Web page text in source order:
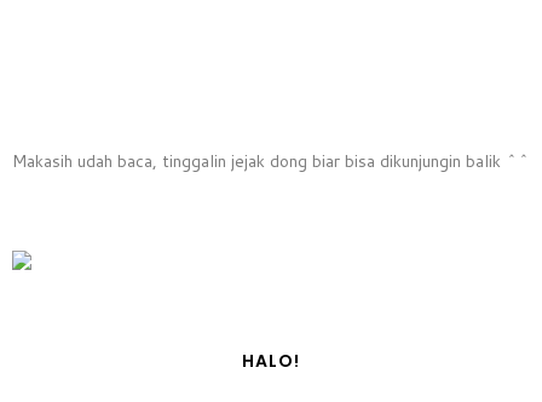
Makasih udah baca, tinggalin jejak dong biar bisa dikunjungin balik ^^
HALO!